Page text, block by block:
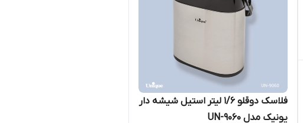
فلاسک دوقلو 1/6 لیتر استیل شیشه دار
یونیک مدل UN-9060